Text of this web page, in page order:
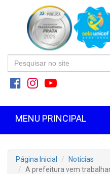
MENU PRINCIPAL
Página Inicial
Notícias
A prefeitura vem